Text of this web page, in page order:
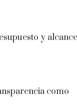
y alcance
como